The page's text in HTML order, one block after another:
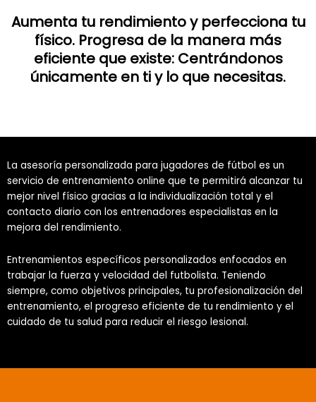
Aumenta tu rendimiento y perfecciona tu
físico. Progresa de la manera más
eficiente que existe: Centrándonos
únicamente en ti y lo que necesitas.
La asesoría personalizada para jugadores de fútbol es un
servicio de entrenamiento online que te permitirá alcanzar tu
mejor nivel físico gracias a la individualización total y el
contacto diario con los entrenadores especialistas en la
mejora del rendimiento.
Entrenamientos específicos personalizados enfocados en
trabajar la fuerza y velocidad del futbolista. Teniendo
siempre, como objetivos principales, tu profesionalización del
entrenamiento, el progreso eficiente de tu rendimiento y el
cuidado de tu salud para reducir el riesgo lesional.